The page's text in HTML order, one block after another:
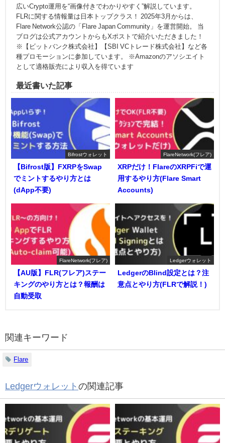
広いCrypto運用を“画像付きでわかりやすく”解説しています。
FLRに関する情報量は日本トップクラス！ 2025年3月からは、
Flare Network公認の「Flare Japan Community」を運営開始。 当
ブログは公式アカウントからもXポストで紹介いただきました！
※【ビットバンク株式会社】【SBI VCトレード株式会社】など各
種プロモーションに参加しています。 ※Amazonのアソシエイト
として適格販売により収入を得ています
最近書いた記事
Bifrostウォレット
【Bifrost版】FXRPをSwap
でミントするやり方とは
(dApp不要)
FlareNetwork(フレア)
XRPだけ！FlareのXRPFiで運
用するやり方(Flare Smart
Accounts)
FlareNetwork(フレア)
【AU版】FLR(フレア)ステー
キングのやり方とは？報酬は
自動受取
Ledgerウォレット
LedgerのBlind設定とは？注
意点とやり方(FLRで解説！)
関連キーワード
Flare
Ledgerウォレット の関連記事